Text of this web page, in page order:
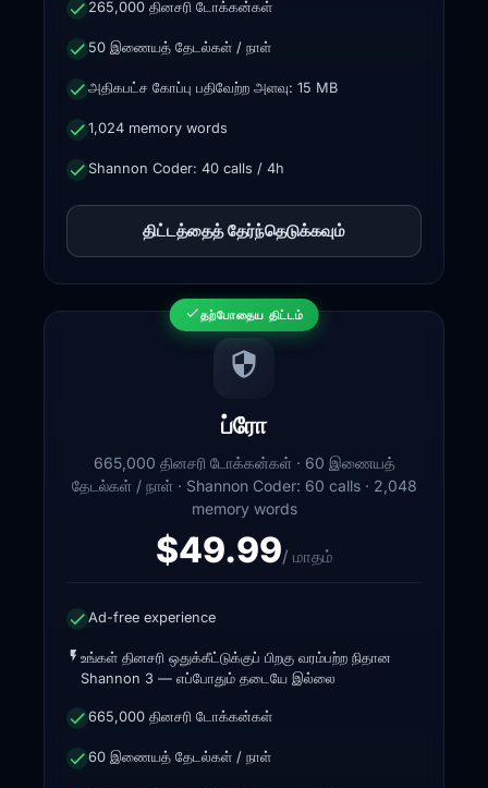
265,000 தினசரி டோக்கன்கள்
50 இணையத் தேடல்கள் / நாள்
அதிகபட்ச கோப்பு பதிவேற்ற அளவு: 15 MB
1,024 memory words
Shannon Coder: 40 calls / 4h
திட்டத்தைத் தேர்ந்தெடுக்கவும்
தற்போதைய திட்டம்
ப்ரோ
665,000 தினசரி டோக்கன்கள் · 60 இணையத்
தேடல்கள் / நாள் · Shannon Coder: 60 calls · 2,048
memory words
$49.99/ மாதம்
Ad-free experience
உங்கள் தினசரி ஒதுக்கீட்டுக்குப் பிறகு வரம்பற்ற நிதான
Shannon 3 — எப்போதும் தடையே இல்லை
665,000 தினசரி டோக்கன்கள்
60 இணையத் தேடல்கள் / நாள்